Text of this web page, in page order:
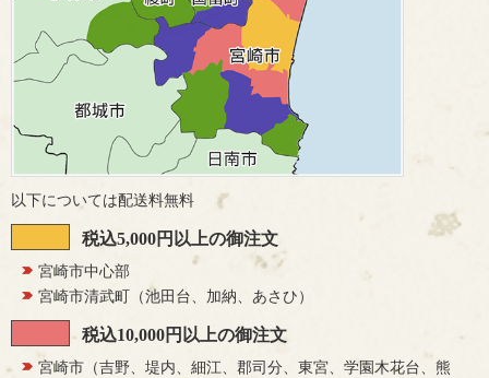
以下については配送料無料
税込5,000円以上の御注文
宮崎市中心部
宮崎市清武町（池田台、加納、あさひ）
税込10,000円以上の御注文
宮崎市（吉野、堤内、細江、郡司分、東宮、学園木花台、熊